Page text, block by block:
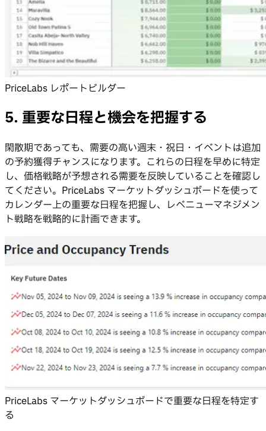
PriceLabs レポートビルダー
5. 重要な日程と機会を把握する
閑散期であっても、需要の高い週末・祝日・イベントは追加
の予約獲得チャンスになります。これらの日程を早めに特定
し、価格戦略が予想される需要を反映していることを確認し
てください。PriceLabs マーケットダッシュボードを使って
カレンダー上の重要な日程を把握し、レベニューマネジメン
ト戦略を戦略的に計画できます。
PriceLabs マーケットダッシュボードで重要な日程を特定す
る